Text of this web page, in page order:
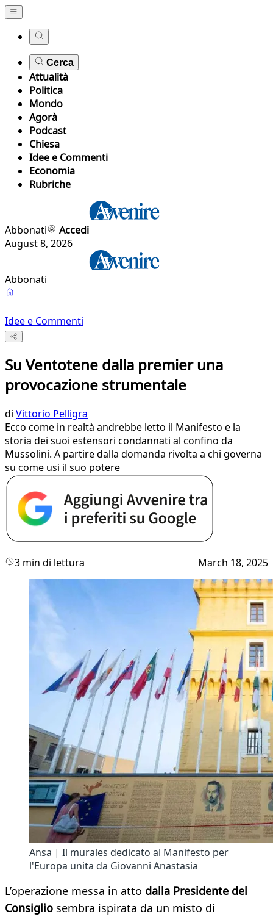
Cerca
Attualità
Politica
Mondo
Agorà
Podcast
Chiesa
Idee e Commenti
Economia
Rubriche
Abbonati
Accedi
August 8, 2026
Abbonati
Idee e Commenti
Su Ventotene dalla premier una
provocazione strumentale
di Vittorio Pelligra
Ecco come in realtà andrebbe letto il Manifesto e la
storia dei suoi estensori condannati al confino da
Mussolini. A partire dalla domanda rivolta a chi governa
su come usi il suo potere
3 min di lettura March 18, 2025
Ansa | Il murales dedicato al Manifesto per
l'Europa unita da Giovanni Anastasia
L’operazione messa in atto dalla Presidente del
Consiglio sembra ispirata da un misto di